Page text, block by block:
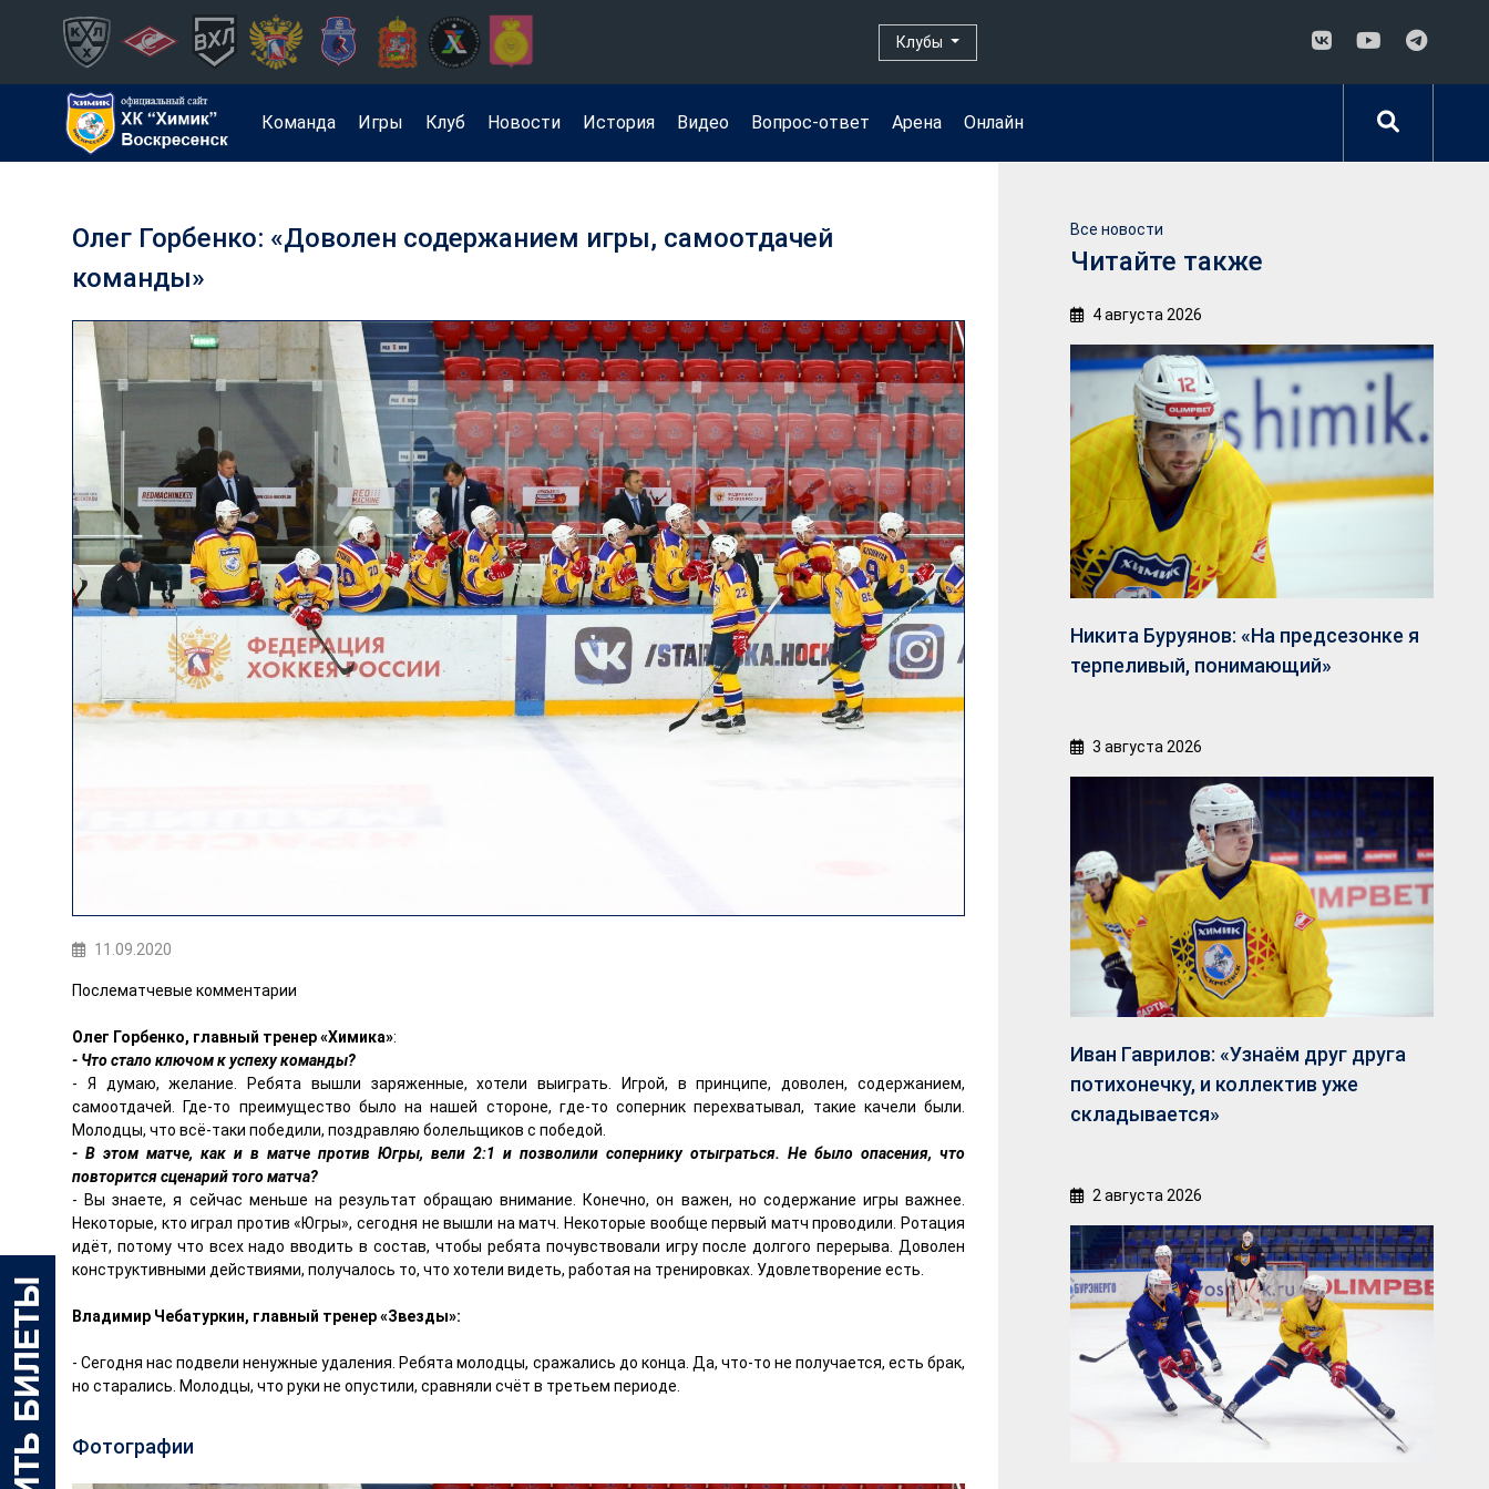
Клубы
Команда Игры Клуб Новости История Видео Вопрос-ответ Арена Онлайн
Олег Горбенко: «Доволен содержанием игры, самоотдачей
команды»
11.09.2020
Послематчевые комментарии
Олег Горбенко, главный тренер «Химика»:
- Что стало ключом к успеху команды?
- Я думаю, желание. Ребята вышли заряженные, хотели выиграть. Игрой, в принципе, доволен, содержанием,
самоотдачей. Где-то преимущество было на нашей стороне, где-то соперник перехватывал, такие качели были.
Молодцы, что всё-таки победили, поздравляю болельщиков с победой.
- В этом матче, как и в матче против Югры, вели 2:1 и позволили сопернику отыграться. Не было опасения, что
повторится сценарий того матча?
- Вы знаете, я сейчас меньше на результат обращаю внимание. Конечно, он важен, но содержание игры важнее.
Некоторые, кто играл против «Югры», сегодня не вышли на матч. Некоторые вообще первый матч проводили. Ротация
идёт, потому что всех надо вводить в состав, чтобы ребята почувствовали игру после долгого перерыва. Доволен
конструктивными действиями, получалось то, что хотели видеть, работая на тренировках. Удовлетворение есть.
Владимир Чебатуркин, главный тренер «Звезды»:
- Сегодня нас подвели ненужные удаления. Ребята молодцы, сражались до конца. Да, что-то не получается, есть брак,
но старались. Молодцы, что руки не опустили, сравняли счёт в третьем периоде.
Фотографии
Все новости
Читайте также
4 августа 2026
Никита Буруянов: «На предсезонке я
терпеливый, понимающий»
3 августа 2026
Иван Гаврилов: «Узнаём друг друга
потихонечку, и коллектив уже
складывается»
2 августа 2026